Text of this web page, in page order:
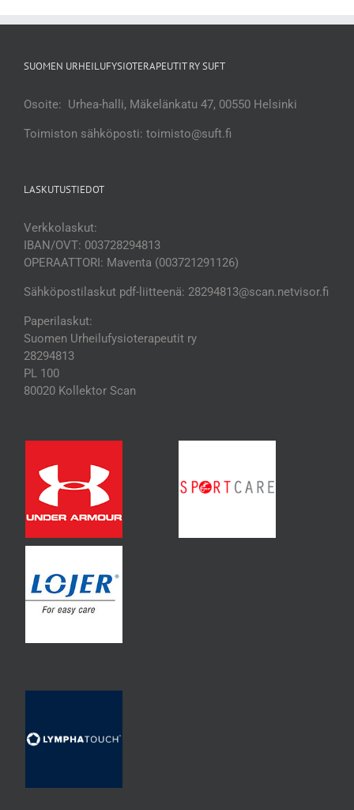
SUOMEN URHEILUFYSIOTERAPEUTIT RY SUFT
Osoite: Urhea-halli, Mäkelänkatu 47, 00550 Helsinki
Toimiston sähköposti: toimisto@suft.fi
LASKUTUSTIEDOT
Verkkolaskut:
IBAN/OVT: 003728294813
OPERAATTORI: Maventa (003721291126)
Sähköpostilaskut pdf-liitteenä: 28294813@scan.netvisor.fi
Paperilaskut:
Suomen Urheilufysioterapeutit ry
28294813
PL 100
80020 Kollektor Scan